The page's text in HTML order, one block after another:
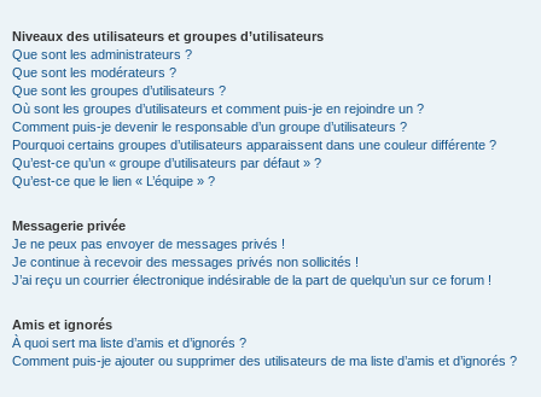
Niveaux des utilisateurs et groupes d’utilisateurs
Que sont les administrateurs ?
Que sont les modérateurs ?
Que sont les groupes d’utilisateurs ?
Où sont les groupes d’utilisateurs et comment puis-je en rejoindre un ?
Comment puis-je devenir le responsable d’un groupe d’utilisateurs ?
Pourquoi certains groupes d’utilisateurs apparaissent dans une couleur différente ?
Qu’est-ce qu’un « groupe d’utilisateurs par défaut » ?
Qu’est-ce que le lien « L’équipe » ?
Messagerie privée
Je ne peux pas envoyer de messages privés !
Je continue à recevoir des messages privés non sollicités !
J’ai reçu un courrier électronique indésirable de la part de quelqu’un sur ce forum !
Amis et ignorés
À quoi sert ma liste d’amis et d’ignorés ?
Comment puis-je ajouter ou supprimer des utilisateurs de ma liste d’amis et d’ignorés ?